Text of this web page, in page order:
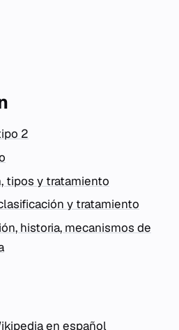
2
tipos y tratamiento
y tratamiento
historia, mecanismos de
en español